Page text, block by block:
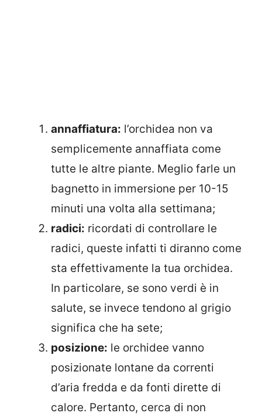
annaffiatura: l’orchidea non va
semplicemente annaffiata come
tutte le altre piante. Meglio farle un
bagnetto in immersione per 10-15
minuti una volta alla settimana;
radici: ricordati di controllare le
radici, queste infatti ti diranno come
sta effettivamente la tua orchidea.
In particolare, se sono verdi è in
salute, se invece tendono al grigio
significa che ha sete;
posizione: le orchidee vanno
posizionate lontane da correnti
d’aria fredda e da fonti dirette di
calore. Pertanto, cerca di non